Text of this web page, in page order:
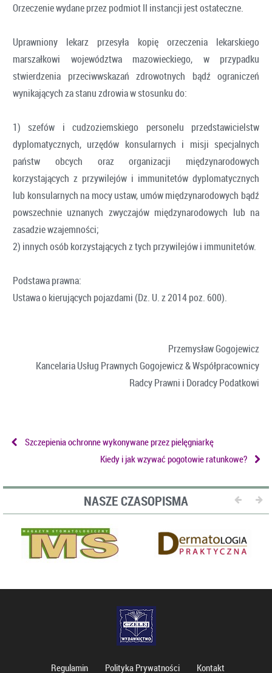
Orzeczenie wydane przez podmiot II instancji jest ostateczne.
Uprawniony lekarz przesyła kopię orzeczenia lekarskiego
marszałkowi województwa mazowieckiego, w przypadku
stwierdzenia przeciwwskazań zdrowotnych bądź ograniczeń
wynikających za stanu zdrowia w stosunku do:
1) szefów i cudzoziemskiego personelu przedstawicielstw
dyplomatycznych, urzędów konsularnych i misji specjalnych
państw obcych oraz organizacji międzynarodowych
korzystających z przywilejów i immunitetów dyplomatycznych
lub konsularnych na mocy ustaw, umów międzynarodowych bądź
powszechnie uznanych zwyczajów międzynarodowych lub na
zasadzie wzajemności;
2) innych osób korzystających z tych przywilejów i immunitetów.
Podstawa prawna:
Ustawa o kierujących pojazdami (Dz. U. z 2014 poz. 600).
Przemysław Gogojewicz
Kancelaria Usług Prawnych Gogojewicz & Współpracownicy
Radcy Prawni i Doradcy Podatkowi
Szczepienia ochronne wykonywane przez pielęgniarkę
Kiedy i jak wzywać pogotowie ratunkowe?
NASZE CZASOPISMA
Regulamin Polityka Prywatności Kontakt